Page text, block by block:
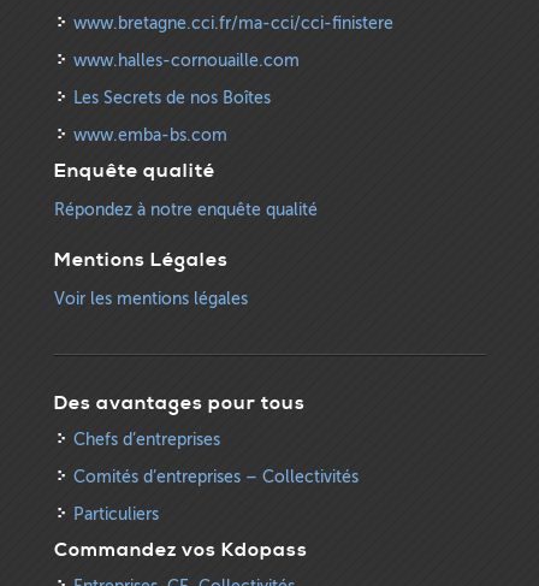
www.bretagne.cci.fr/ma-cci/cci-finistere
www.halles-cornouaille.com
Les Secrets de nos Boîtes
www.emba-bs.com
Enquête qualité
Répondez à notre enquête qualité
Mentions Légales
Voir les mentions légales
Des avantages pour tous
Chefs d’entreprises
Comités d’entreprises – Collectivités
Particuliers
Commandez vos Kdopass